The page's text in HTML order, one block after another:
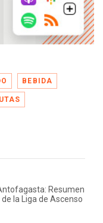
BEBIDA
Resumen
la Liga de Ascenso